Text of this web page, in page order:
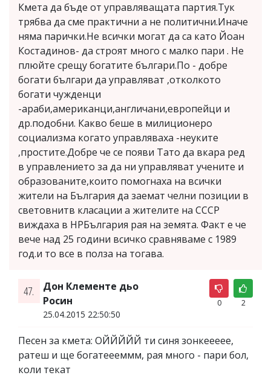
Кмета да бъде от управляващата партия.Тук
трябва да сме практични а не политични.Иначе
няма парички.Не всички могат да са като Йоан
Костадинов- да строят много с малко пари . Не
плюйте срещу богатите българи.По - добре
богати българи да управляват ,отколкото
богати чужденци
-араби,американци,англичани,европейци и
др.подобни. Какво беше в милиционеро
социализма когато управляваха -неуките
,простите.Добре че се появи Тато да вкара ред
в управлението за да ни управляват учените и
образованите,които помогнаха на всички
жители на България да заемат челни позиции в
световнитв класации а жителите на СССР
виждаха в НРБългария рая на земята. Факт е че
вече над 25 години всичко сравняваме с 1989
год.и то все в полза на тогава.
47.
Дон Клементе дьо
Росин
25.04.2015 22:50:50
0 2
Песен за кмета: ОЙЙЙЙЙ ти синя зонкеееее,
ратеш и ще богатеееммм, рая много - пари бол,
коли текат